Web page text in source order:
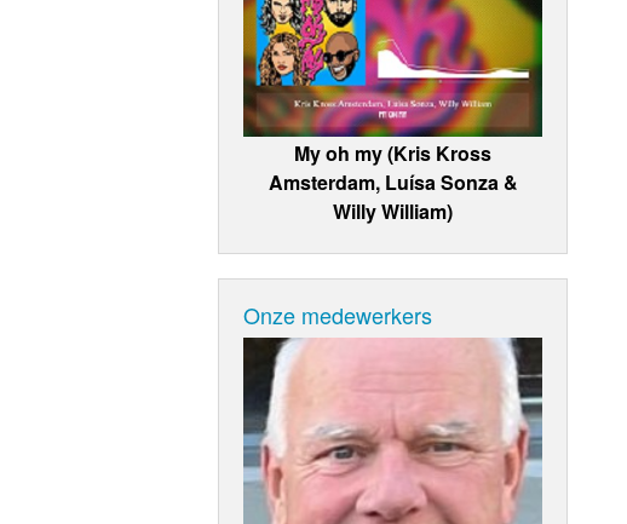
My oh my (Kris Kross
Amsterdam, Luísa Sonza &
Willy William)
Onze medewerkers